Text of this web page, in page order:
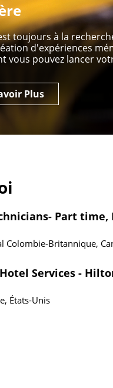
toujours à la
d'expériences
vous pouvez lancer
Plus
Part time,
Colombie-Britannique,
Services -
États-Unis